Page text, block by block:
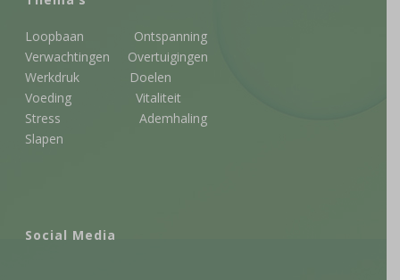
Loopbaan
Ontspanning
Verwachtingen
Overtuigingen
Werkdruk
Doelen
Voeding
Vitaliteit
Stress
Ademhaling
Slapen
Social Media